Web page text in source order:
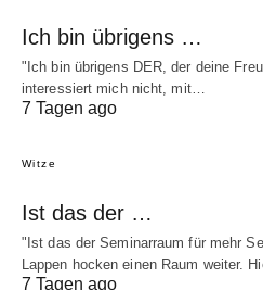
Ich bin übrigens …
"Ich bin übrigens DER, der deine
interessiert mich nicht, mit…
7 Tagen ago
Witze
Ist das der …
"Ist das der Seminarraum für mehr
Lappen hocken einen Raum weiter.
7 Tagen ago